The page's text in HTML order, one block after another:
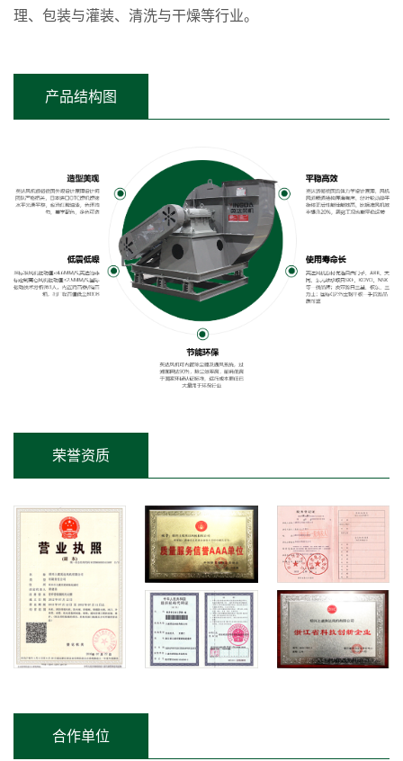
理、包装与灌装、清洗与干燥等行业。
产品结构图
荣誉资质
合作单位